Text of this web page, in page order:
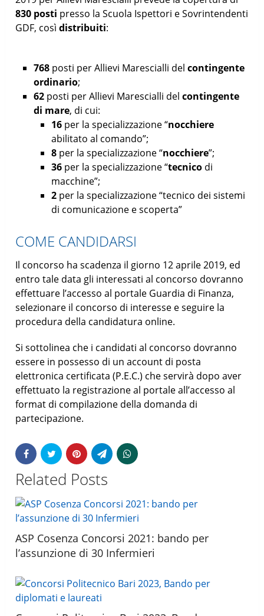
830 posti presso la Scuola Ispettori e Sovrintendenti
GDF, cosìdistribuiti:
768posti per Allievi Marescialli del contingente
ordinario;
62 posti per Allievi Marescialli del contingente
di mare, di cui:
16per la specializzazione “nocchiere
abilitato al comando”;
8per la specializzazione “nocchiere”;
36per la specializzazione “tecnicodi
macchine”;
2per la specializzazione “tecnico dei sistemi
di comunicazione e scoperta”
COME CANDIDARSI
Il concorso ha scadenza il giorno 12 aprile 2019, ed
entro tale data gli interessati al concorso dovranno
effettuare l’accesso al portale Guardia di Finanza,
selezionare il concorso di interesse e seguire la
procedura della candidatura online.
Si sottolinea che i candidati al concorso dovranno
essere in possesso di un account di posta
elettronica certificata (P.E.C.) che servirà dopo aver
effettuato la registrazione al portale all’accesso al
format di compilazione della domanda di
partecipazione.
Related Posts
ASP Cosenza Concorsi 2021: bando per
l’assunzione di 30 Infermieri